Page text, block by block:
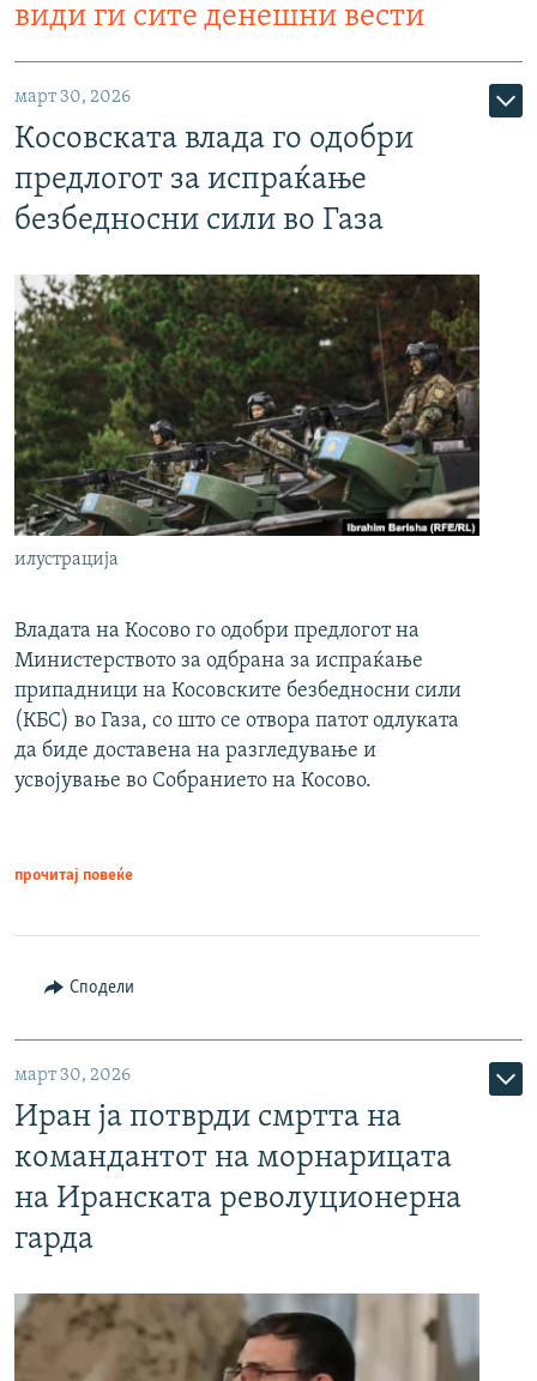
види ги сите денешни вести
март 30, 2026
Косовската влада го одобри
предлогот за испраќање
безбедносни сили во Газа
илустрација
Владата на Косово го одобри предлогот на
Министерството за одбрана за испраќање
припадници на Косовските безбедносни сили
(КБС) во Газа, со што се отвора патот одлуката
да биде доставена на разгледување и
усвојување во Собранието на Косово.
прочитај повеќе
Сподели
март 30, 2026
Иран ја потврди смртта на
командантот на морнарицата
на Иранската револуционерна
гарда